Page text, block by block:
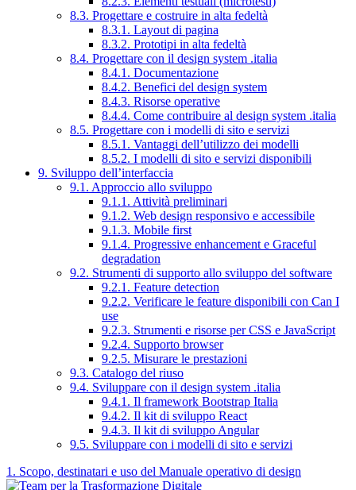
8.3. Progettare e costruire in alta fedeltà
8.3.1. Layout di pagina
8.3.2. Prototipi in alta fedeltà
8.4. Progettare con il design system .italia
8.4.1. Documentazione
8.4.2. Benefici del design system
8.4.3. Risorse operative
8.4.4. Come contribuire al design system .italia
8.5. Progettare con i modelli di sito e servizi
8.5.1. Vantaggi dell’utilizzo dei modelli
8.5.2. I modelli di sito e servizi disponibili
9. Sviluppo dell’interfaccia
9.1. Approccio allo sviluppo
9.1.1. Attività preliminari
9.1.2. Web design responsivo e accessibile
9.1.3. Mobile first
9.1.4. Progressive enhancement e Graceful
degradation
9.2. Strumenti di supporto allo sviluppo del software
9.2.1. Feature detection
9.2.2. Verificare le feature disponibili con Can I
use
9.2.3. Strumenti e risorse per CSS e JavaScript
9.2.4. Supporto browser
9.2.5. Misurare le prestazioni
9.3. Catalogo del riuso
9.4. Sviluppare con il design system .italia
9.4.1. Il framework Bootstrap Italia
9.4.2. Il kit di sviluppo React
9.4.3. Il kit di sviluppo Angular
9.5. Sviluppare con i modelli di sito e servizi
1. Scopo, destinatari e uso del Manuale operativo di design